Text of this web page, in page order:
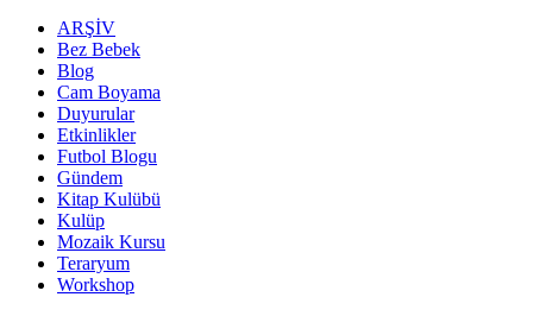
ARŞİV
Bez Bebek
Blog
Cam Boyama
Duyurular
Etkinlikler
Futbol Blogu
Gündem
Kitap Kulübü
Kulüp
Mozaik Kursu
Teraryum
Workshop